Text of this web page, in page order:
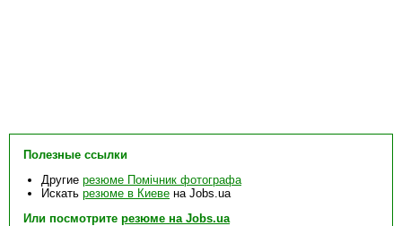
Полезные ссылки
Другие резюме Помічник фотографа
Искать резюме в Киеве на Jobs.ua
Или посмотрите резюме на Jobs.ua